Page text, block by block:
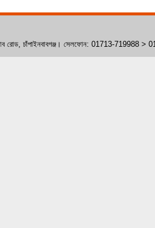
ক্লাব রোড, চাঁপাইনবাবগঞ্জ। সেলফোন: 01713-